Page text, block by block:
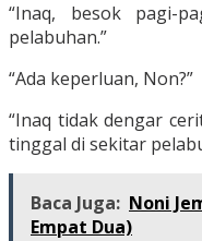
“Inaq, besok pagi-
pelabuhan.”
“Ada keperluan, Non?”
“Inaq tidak dengar
tinggal di sekitar
Baca Juga: Noni
Empat Dua)